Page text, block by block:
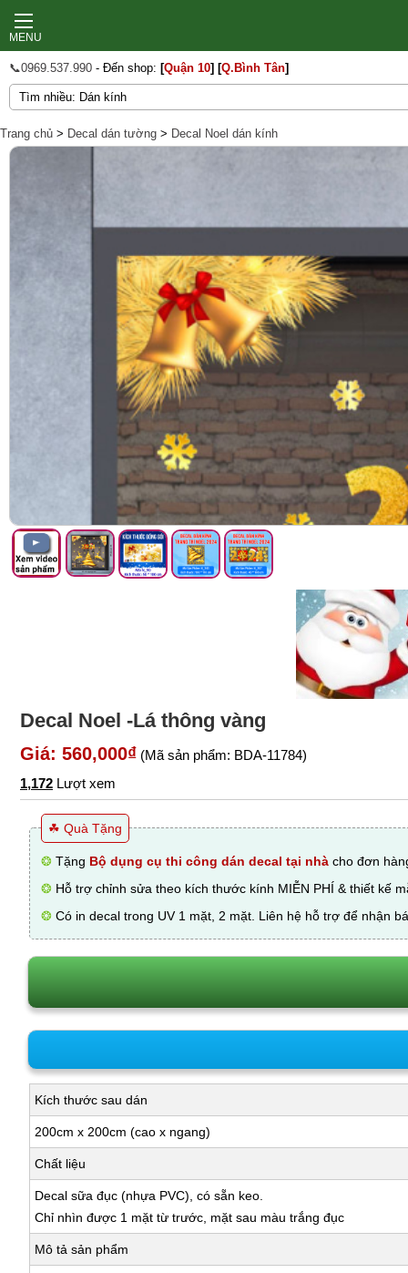
MENU
📞0969.537.990 - Đến shop: [Quận 10] [Q.Bình Tân]
Trang chủ > Decal dán tường > Decal Noel dán kính
Decal Noel -Lá thông vàng
Giá: 560,000₫ (Mã sản phẩm: BDA-11784)
1,172 Lượt xem
☘ Quà Tặng
❂ Tặng Bộ dụng cụ thi công dán decal tại nhà cho đơn
❂ Hỗ trợ chỉnh sửa theo kích thước kính MIỄN PHÍ & thiết kế
❂ Có in decal trong UV 1 mặt, 2 mặt. Liên hệ hỗ trợ để nhận
Kích thước sau dán
200cm x 200cm (cao x ngang)
Chất liệu
Decal sữa đục (nhựa PVC), có sẵn keo.
Chỉ nhìn được 1 mặt từ trước, mặt sau màu trắng đục
Mô tả sản phẩm